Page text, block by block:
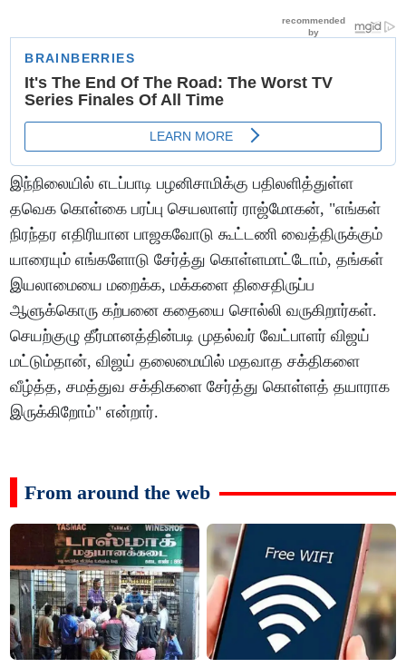
இந்நிலையில் எடப்பாடி பழனிசாமிக்கு பதிலளித்துள்ள
தவெக கொள்கை பரப்பு செயலாளர் ராஜ்மோகன், "எங்கள்
நிரந்தர எதிரியான பாஜகவோடு கூட்டணி வைத்திருக்கும்
யாரையும் எங்களோடு சேர்த்து கொள்ளமாட்டோம், தங்கள்
இயலாமையை மறைக்க, மக்களை திசைதிருப்ப
ஆளுக்கொரு கற்பனை கதையை சொல்லி வருகிறார்கள்.
செயற்குழு தீர்மானத்தின்படி முதல்வர் வேட்பாளர் விஜய்
மட்டும்தான், விஜய் தலைமையில் மதவாத சக்திகளை
வீழ்த்த, சமத்துவ சக்திகளை சேர்த்து கொள்ளத் தயாராக
இருக்கிறோம்" என்றார்.
From around the web